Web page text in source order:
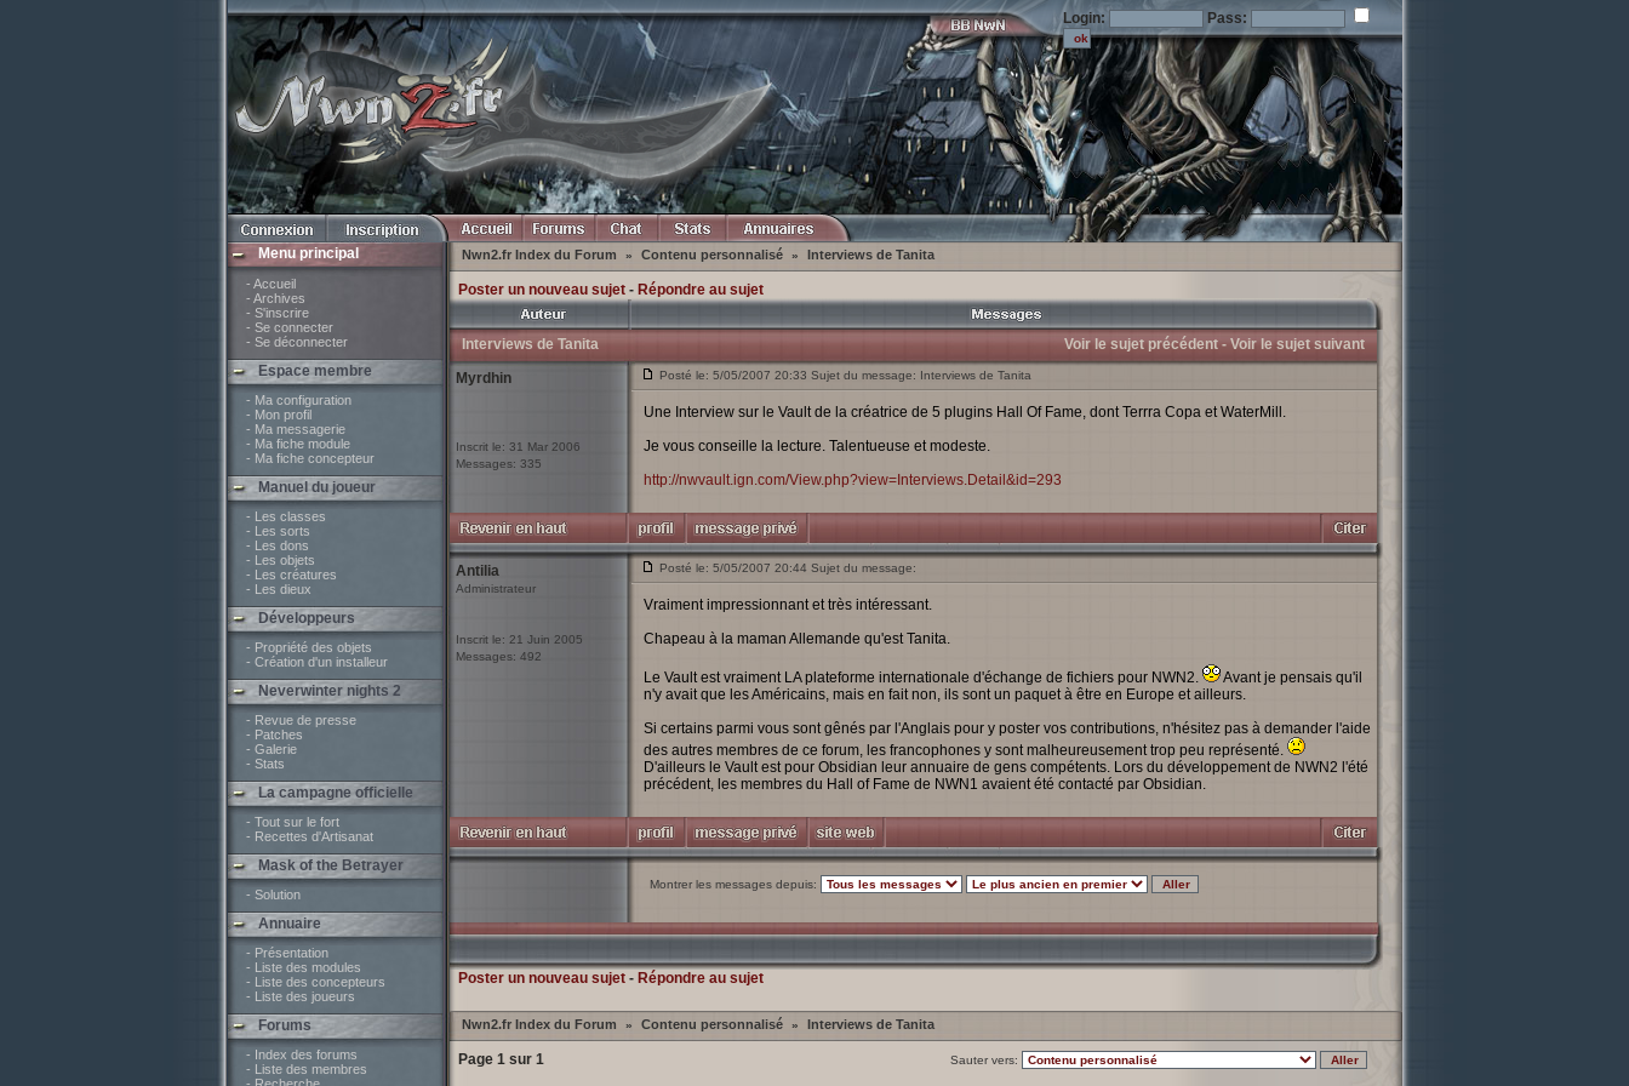
Login: Pass:
Menu principal
- Accueil
- Archives
- S'inscrire
- Se connecter
- Se déconnecter
Espace membre
- Ma configuration
- Mon profil
- Ma messagerie
- Ma fiche module
- Ma fiche concepteur
Manuel du joueur
- Les classes
- Les sorts
- Les dons
- Les objets
- Les créatures
- Les dieux
Développeurs
- Propriété des objets
- Création d'un installeur
Neverwinter nights 2
- Revue de presse
- Patches
- Galerie
- Stats
La campagne officielle
- Tout sur le fort
- Recettes d'Artisanat
Mask of the Betrayer
- Solution
Annuaire
- Présentation
- Liste des modules
- Liste des concepteurs
- Liste des joueurs
Forums
- Index des forums
- Liste des membres
Nwn2.fr Index du Forum » Contenu personnalisé » Interviews de Tanita
Poster un nouveau sujet- Répondre au sujet
Interviews de Tanita Voir le sujet précédent - Voir le sujet suivant
Myrdhin
Inscrit le: 31 Mar 2006
Messages: 335
Posté le: 5/05/2007 20:33 Sujet du message: Interviews de Tanita
Une Interview sur le Vault de la créatrice de 5 plugins Hall Of Fame, dont Terrra Copa et WaterMill.
Je vous conseille la lecture. Talentueuse et modeste.
http://nwvault.ign.com/View.php?view=Interviews.Detail&id=293
Antilia
Administrateur
Inscrit le: 21 Juin 2005
Messages: 492
Posté le: 5/05/2007 20:44 Sujet du message:
Vraiment impressionnant et très intéressant.
Chapeau à la maman Allemande qu'est Tanita.
Le Vault est vraiment LA plateforme internationale d'échange de fichiers pour NWN2.
Avant je pensais qu'il
n'y avait que les Américains, mais en fait non, ils sont un paquet à être en Europe et ailleurs.
Si certains parmi vous sont gênés par l'Anglais pour y poster vos contributions, n'hésitez pas à demander l'aide
des autres membres de ce forum, les francophones y sont malheureusement trop peu représenté.
D'ailleurs le Vault est pour Obsidian leur annuaire de gens compétents. Lors du développement de NWN2 l'été
précédent, les membres du Hall of Fame de NWN1 avaient été contacté par Obsidian.
Montrer les messages depuis:
Poster un nouveau sujet- Répondre au sujet
Nwn2.fr Index du Forum » Contenu personnalisé » Interviews de Tanita
Page 1sur 1 Sauter vers: